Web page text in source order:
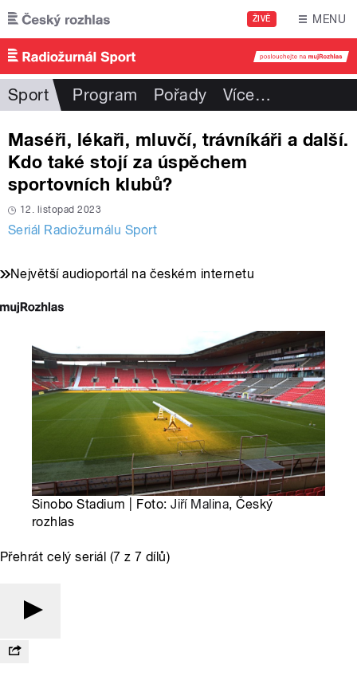
Přejít k hlavnímu obsahu
ŽIVĚ MENU
Sport Program Pořady Více…
Maséři, lékaři, mluvčí, trávníkáři a další.
Kdo také stojí za úspěchem
sportovních klubů?
12. listopad 2023
Seriál Radiožurnálu Sport
Největší audioportál na českém internetu
Sinobo Stadium | Foto:Jiří Malina, Český
rozhlas
Přehrát celý seriál (7 z 7 dílů)